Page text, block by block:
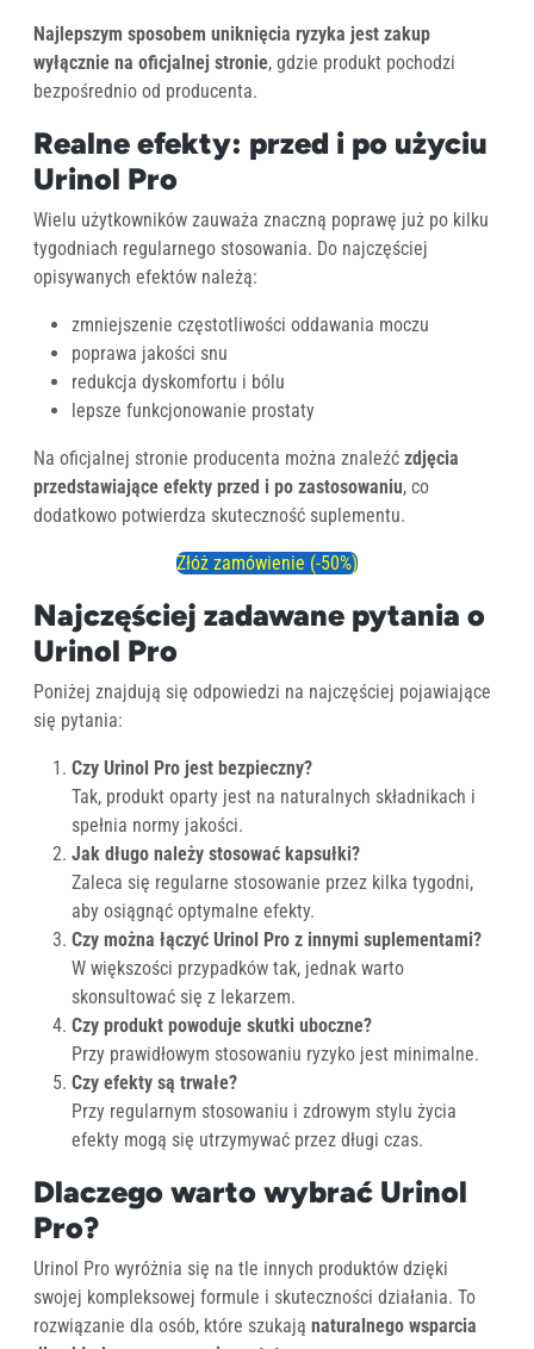
Najlepszym sposobem uniknięcia ryzyka jest zakup
wyłącznie na oficjalnej stronie, gdzie produkt pochodzi
bezpośrednio od producenta.
Realne efekty: przed i po użyciu
Urinol Pro
Wielu użytkowników zauważa znaczną poprawę już po kilku
tygodniach regularnego stosowania. Do najczęściej
opisywanych efektów należą:
zmniejszenie częstotliwości oddawania moczu
poprawa jakości snu
redukcja dyskomfortu i bólu
lepsze funkcjonowanie prostaty
Na oficjalnej stronie producenta można znaleźć zdjęcia
przedstawiające efekty przed i po zastosowaniu, co
dodatkowo potwierdza skuteczność suplementu.
Złóż zamówienie (-50%)
Najczęściej zadawane pytania o
Urinol Pro
Poniżej znajdują się odpowiedzi na najczęściej pojawiające
się pytania:
Czy Urinol Pro jest bezpieczny?
Tak, produkt oparty jest na naturalnych składnikach i
spełnia normy jakości.
Jak długo należy stosować kapsułki?
Zaleca się regularne stosowanie przez kilka tygodni,
aby osiągnąć optymalne efekty.
Czy można łączyć Urinol Pro z innymi suplementami?
W większości przypadków tak, jednak warto
skonsultować się z lekarzem.
Czy produkt powoduje skutki uboczne?
Przy prawidłowym stosowaniu ryzyko jest minimalne.
Czy efekty są trwałe?
Przy regularnym stosowaniu i zdrowym stylu życia
efekty mogą się utrzymywać przez długi czas.
Dlaczego warto wybrać Urinol
Pro?
Urinol Pro wyróżnia się na tle innych produktów dzięki
swojej kompleksowej formule i skuteczności działania. To
rozwiązanie dla osób, które szukają naturalnego wsparcia